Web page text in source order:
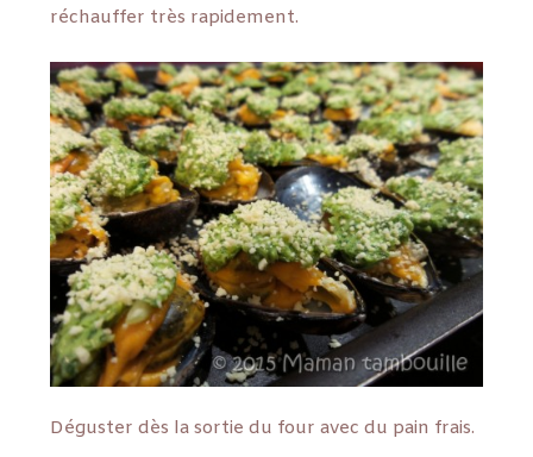
réchauffer très rapidement.
Déguster dès la sortie du four avec du pain frais.